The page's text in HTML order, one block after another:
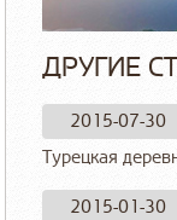
ДРУГИЕ
2015-07-30
Турецкая
2015-01-30